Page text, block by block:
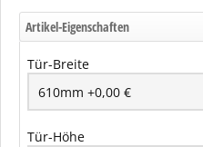
Artikel-Eigenschaften
Tür-Breite
Tür-Höhe